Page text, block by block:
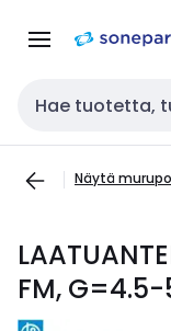
navigointiin
Haku
Näytä
FM,